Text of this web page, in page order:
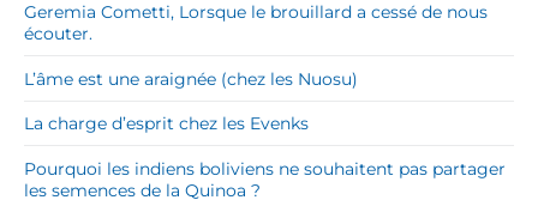
Geremia Cometti, Lorsque le brouillard a cessé de nous
écouter.
L’âme est une araignée (chez les Nuosu)
La charge d’esprit chez les Evenks
Pourquoi les indiens boliviens ne souhaitent pas partager
les semences de la Quinoa ?